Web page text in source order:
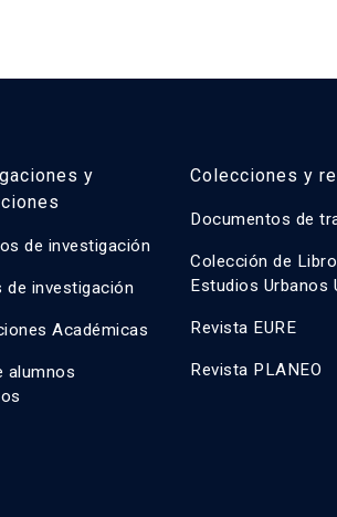
y
de investigación
de investigación
Académicas
alumnos
Colecciones y
Documentos de
Colección de
Estudios Urbanos
Revista EURE
Revista PLANEO